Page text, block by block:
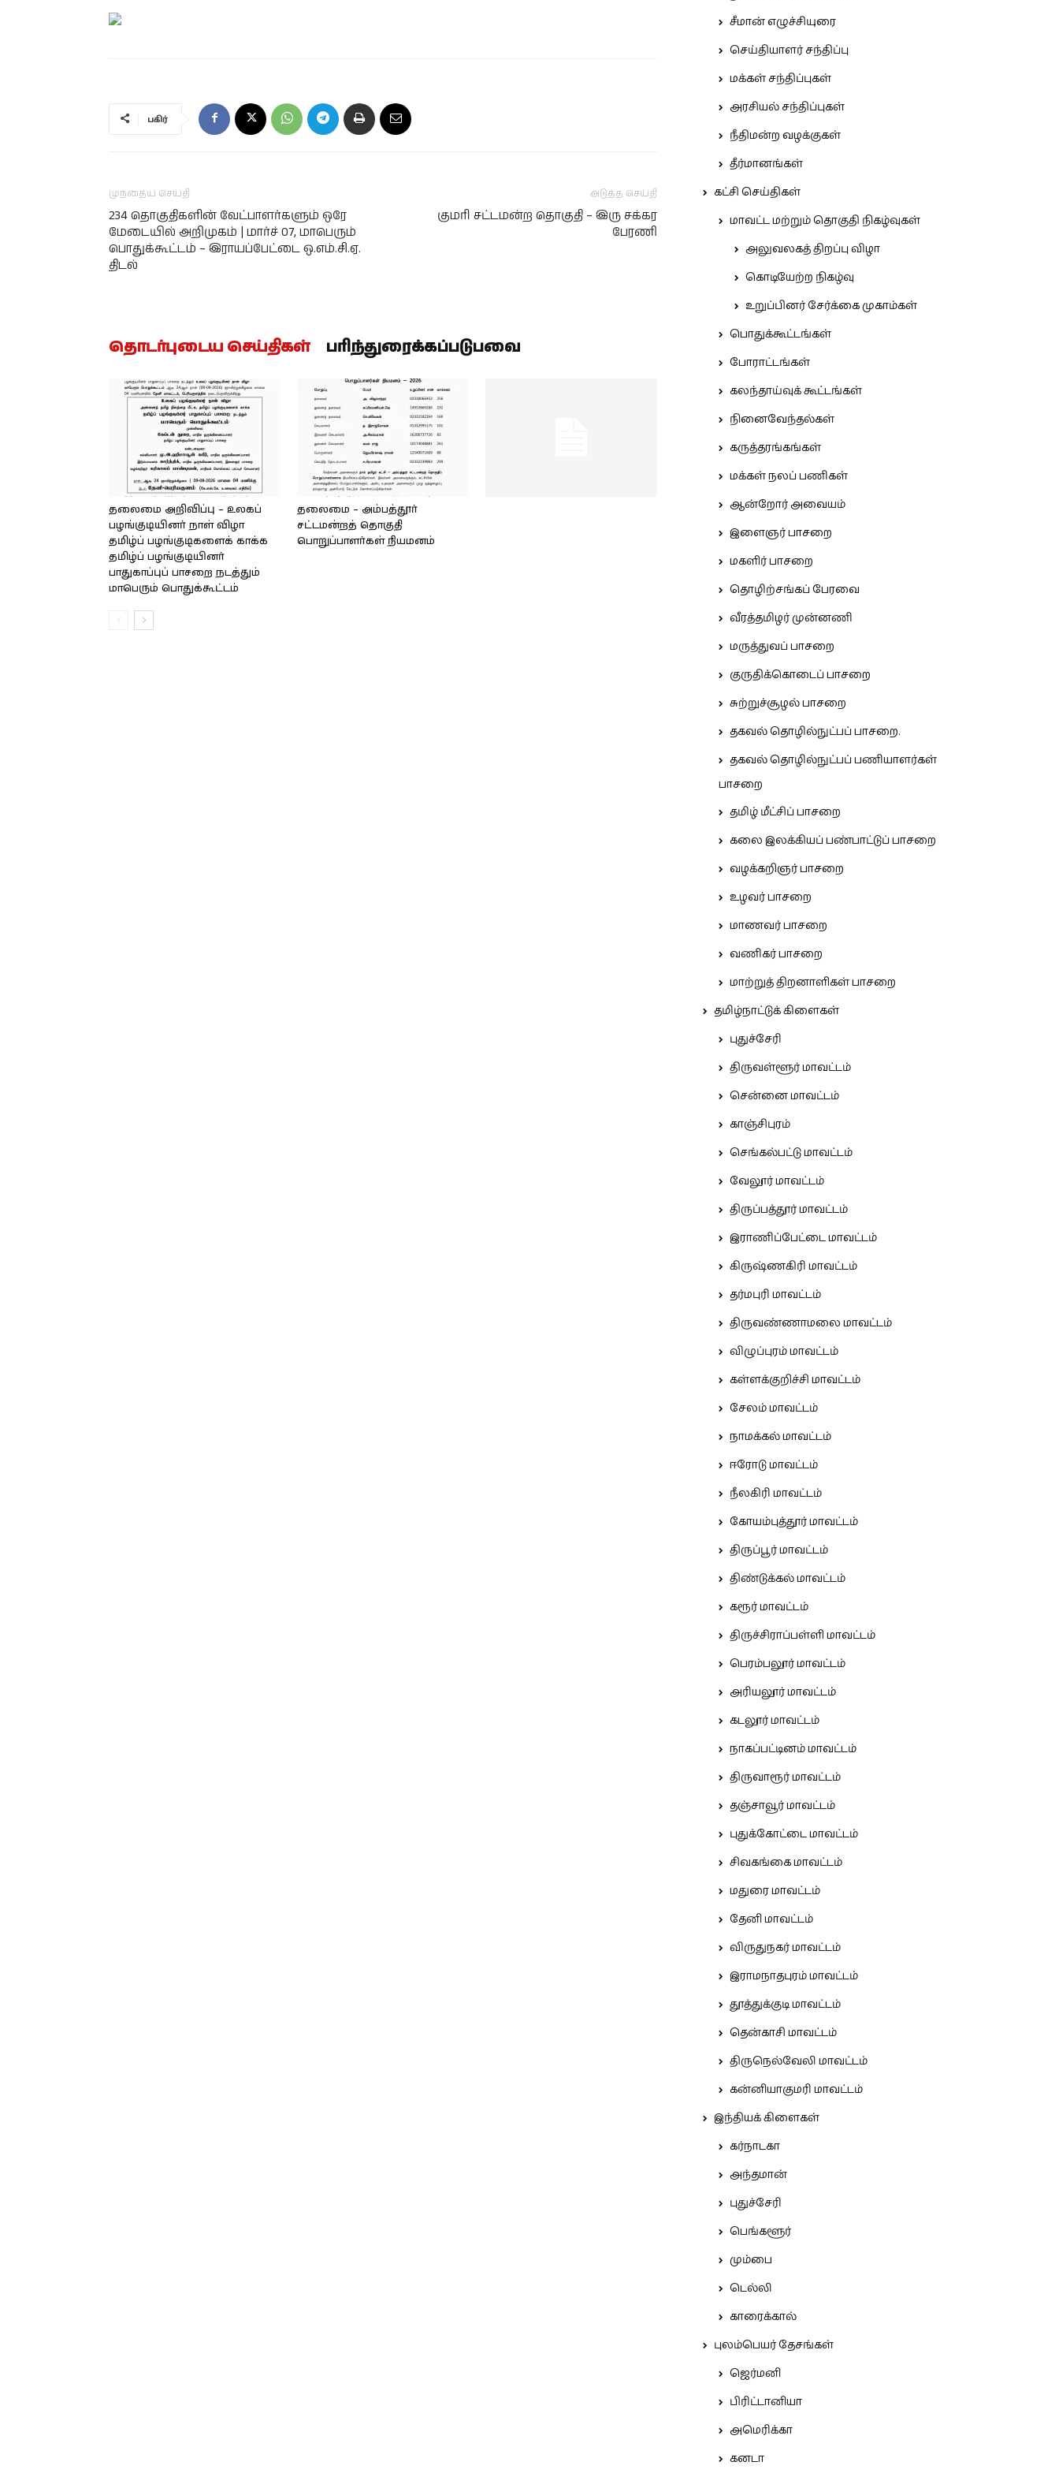
பகிர்
முந்தைய செய்தி
234 தொகுதிகளின் வேட்பாளர்களும் ஒரே
மேடையில் அறிமுகம் | மார்ச் 07, மாபெரும்
பொதுக்கூட்டம் – இராயப்பேட்டை ஒ.எம்.சி.ஏ.
திடல்
அடுத்த செய்தி
குமரி சட்டமன்ற தொகுதி – இரு சக்கர
பேரணி
தொடர்புடைய செய்திகள் பரிந்துரைக்கப்படுபவை
தலைமை அறிவிப்பு – உலகப்
பழங்குடியினர் நாள் விழா
தமிழ்ப் பழங்குடிகளைக் காக்க
தமிழ்ப் பழங்குடியினர்
பாதுகாப்புப் பாசறை நடத்தும்
மாபெரும் பொதுக்கூட்டம்
தலைமை – அம்பத்தூர்
சட்டமன்றத் தொகுதி
பொறுப்பாளர்கள் நியமனம்
சீமான் எழுச்சியுரை
செய்தியாளர் சந்திப்பு
மக்கள் சந்திப்புகள்
அரசியல் சந்திப்புகள்
நீதிமன்ற வழக்குகள்
தீர்மானங்கள்
கட்சி செய்திகள்
மாவட்ட மற்றும் தொகுதி நிகழ்வுகள்
அலுவலகத் திறப்பு விழா
கொடியேற்ற நிகழ்வு
உறுப்பினர் சேர்க்கை முகாம்கள்
பொதுக்கூட்டங்கள்
போராட்டங்கள்
கலந்தாய்வுக் கூட்டங்கள்
நினைவேந்தல்கள்
கருத்தரங்கங்கள்
மக்கள் நலப் பணிகள்
ஆன்றோர் அவையம்
இளைஞர் பாசறை
மகளிர் பாசறை
தொழிற்சங்கப் பேரவை
வீரத்தமிழர் முன்னணி
மருத்துவப் பாசறை
குருதிக்கொடைப் பாசறை
சுற்றுச்சூழல் பாசறை
தகவல் தொழில்நுட்பப் பாசறை.
தகவல் தொழில்நுட்பப் பணியாளர்கள்
பாசறை
தமிழ் மீட்சிப் பாசறை
கலை இலக்கியப் பண்பாட்டுப் பாசறை
வழக்கறிஞர் பாசறை
உழவர் பாசறை
மாணவர் பாசறை
வணிகர் பாசறை
மாற்றுத் திறனாளிகள் பாசறை
தமிழ்நாட்டுக் கிளைகள்
புதுச்சேரி
திருவள்ளூர் மாவட்டம்
சென்னை மாவட்டம்
காஞ்சிபுரம்
செங்கல்பட்டு மாவட்டம்
வேலூர் மாவட்டம்
திருப்பத்தூர் மாவட்டம்
இராணிப்பேட்டை மாவட்டம்
கிருஷ்ணகிரி மாவட்டம்
தர்மபுரி மாவட்டம்
திருவண்ணாமலை மாவட்டம்
விழுப்புரம் மாவட்டம்
கள்ளக்குறிச்சி மாவட்டம்
சேலம் மாவட்டம்
நாமக்கல் மாவட்டம்
ஈரோடு மாவட்டம்
நீலகிரி மாவட்டம்
கோயம்புத்தூர் மாவட்டம்
திருப்பூர் மாவட்டம்
திண்டுக்கல் மாவட்டம்
கரூர் மாவட்டம்
திருச்சிராப்பள்ளி மாவட்டம்
பெரம்பலூர் மாவட்டம்
அரியலூர் மாவட்டம்
கடலூர் மாவட்டம்
நாகப்பட்டினம் மாவட்டம்
திருவாரூர் மாவட்டம்
தஞ்சாவூர் மாவட்டம்
புதுக்கோட்டை மாவட்டம்
சிவகங்கை மாவட்டம்
மதுரை மாவட்டம்
தேனி மாவட்டம்
விருதுநகர் மாவட்டம்
இராமநாதபுரம் மாவட்டம்
தூத்துக்குடி மாவட்டம்
தென்காசி மாவட்டம்
திருநெல்வேலி மாவட்டம்
கன்னியாகுமரி மாவட்டம்
இந்தியக் கிளைகள்
கர்நாடகா
அந்தமான்
புதுச்சேரி
பெங்களூர்
மும்பை
டெல்லி
காரைக்கால்
புலம்பெயர் தேசங்கள்
ஜெர்மனி
பிரிட்டானியா
அமெரிக்கா
கனடா